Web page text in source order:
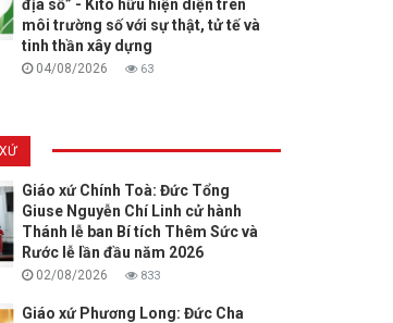
địa số” - Kitô hữu hiện diện trên
môi trường số với sự thật, tử tế và
tinh thần xây dựng
04/08/2026 63
Giáo xứ Chính Toà: Đức Tổng
Giuse Nguyễn Chí Linh cử hành
Thánh lễ ban Bí tích Thêm Sức và
Rước lễ lần đầu năm 2026
02/08/2026 833
Giáo xứ Phương Long: Đức Cha